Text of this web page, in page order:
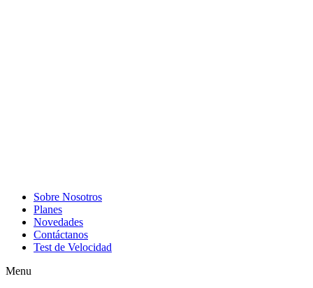
Sobre Nosotros
Planes
Novedades
Contáctanos
Test de Velocidad
Menu